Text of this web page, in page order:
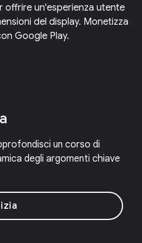
un'esperienza utente
del display. Monetizza
Google Play.
un corso di
degli argomenti chiave